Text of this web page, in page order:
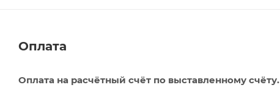
Оплата
Оплата на расчётный счёт по выставленному счёту.